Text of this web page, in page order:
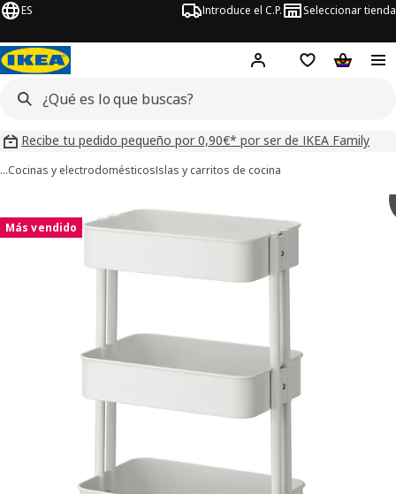
ES Introduce el C.P. Seleccionar tienda
Hej! Iniciar sesión
Lista de deseos
Carrito
Recibe tu pedido pequeño por 0,90€* por ser de IKEA Family
…Cocinas y electrodomésticosIslas y carritos de cocina
Más vendido